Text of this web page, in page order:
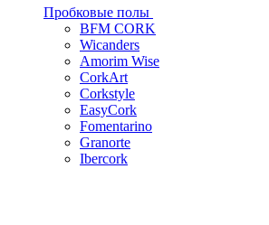
Пробковые полы
BFM CORK
Wicanders
Amorim Wise
CorkArt
Corkstyle
EasyCork
Fomentarino
Granorte
Ibercork